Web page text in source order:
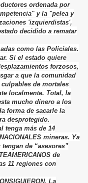
ordenada por
y la "pelea y
'izquierdistas',
decidido a rematar
como las Policiales.
Si el estado quiere
forzosos,
a que la comunidad
de mortales
localmente. Total, la
mucho dinero a los
forma de sacarle la
desprotegido.
tenga más de 14
mineras. Ya
de “asesores”
de
11 regiones con
La